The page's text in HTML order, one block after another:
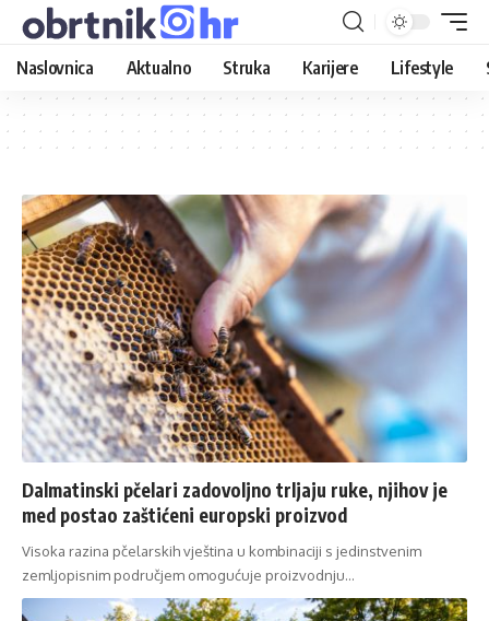
Naslovnica Aktualno Struka Karijere Lifestyle
Dalmatinski pčelari zadovoljno trljaju ruke, njihov je
med postao zaštićeni europski proizvod
Visoka razina pčelarskih vještina u kombinaciji s jedinstvenim
zemljopisnim područjem omogućuje proizvodnju…